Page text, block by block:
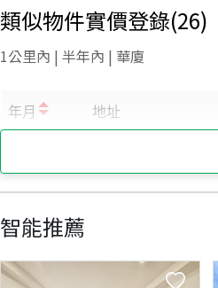
類似物件實價登錄(26)
1公里內 | 半年內 | 華廈
智能推薦